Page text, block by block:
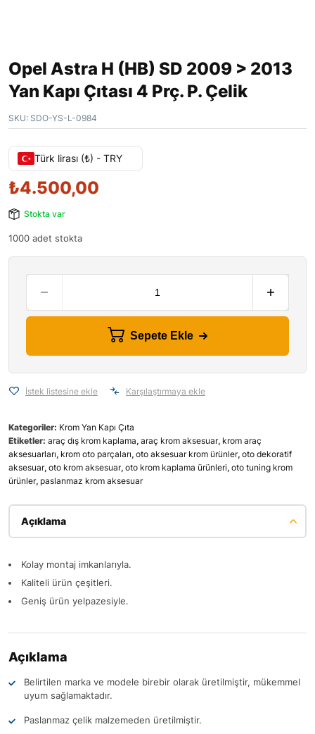
Opel Astra H (HB) SD 2009 > 2013
Yan Kapı Çıtası 4 Prç. P. Çelik
SKU: SDO-YS-L-0984
Türk lirası (₺) - TRY
₺4.500,00
Stokta var
1000 adet stokta
Sepete Ekle
İstek listesine ekle Karşılaştırmaya ekle
Kategoriler: Krom Yan Kapı Çıta
Etiketler: araç dış krom kaplama, araç krom aksesuar, krom araç
aksesuarları, krom oto parçaları, oto aksesuar krom ürünler, oto dekoratif
aksesuar, oto krom aksesuar, oto krom kaplama ürünleri, oto tuning krom
ürünler, paslanmaz krom aksesuar
Açıklama
Kolay montaj imkanlarıyla.
Kaliteli ürün çeşitleri.
Geniş ürün yelpazesiyle.
Açıklama
Belirtilen marka ve modele birebir olarak üretilmiştir, mükemmel
uyum sağlamaktadır.
Paslanmaz çelik malzemeden üretilmiştir.